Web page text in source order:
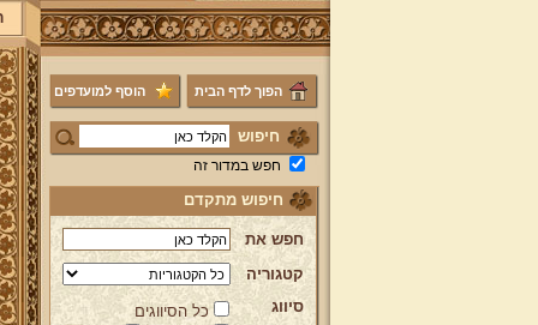
הפוך לדף הבית הוסף למועדפים
חיפוש
חפש במדור זה
חיפוש מתקדם
חפש את
קטגוריה
סיווג
כל הסיווגים